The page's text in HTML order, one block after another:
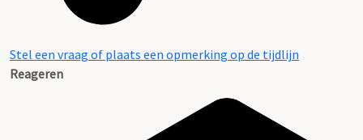
Stel een vraag of plaats een opmerking op de tijdlijn
Reageren